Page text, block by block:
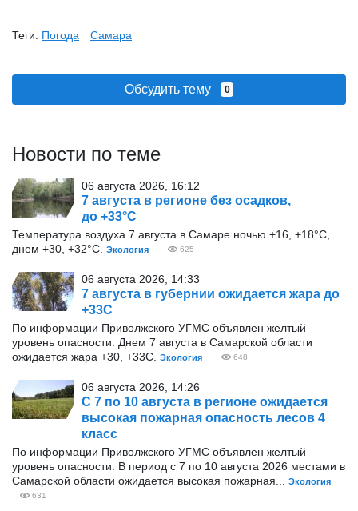
Теги: Погода Самара
Обсудить тему 0
Новости по теме
06 августа 2026, 16:12
7 августа в регионе без осадков,
до +33°С
Температура воздуха 7 августа в Самаре ночью +16, +18°С,
днем +30, +32°С.
Экология 625
06 августа 2026, 14:33
7 августа в губернии ожидается жара до
+33С
По информации Приволжского УГМС объявлен желтый
уровень опасности. Днем 7 августа в Самарской области
ожидается жара +30, +33С.
Экология 648
06 августа 2026, 14:26
С 7 по 10 августа в регионе ожидается
высокая пожарная опасность лесов 4
класс
По информации Приволжского УГМС объявлен желтый
уровень опасности. В период с 7 по 10 августа 2026 местами в
Самарской области ожидается высокая пожарная...
Экология
631